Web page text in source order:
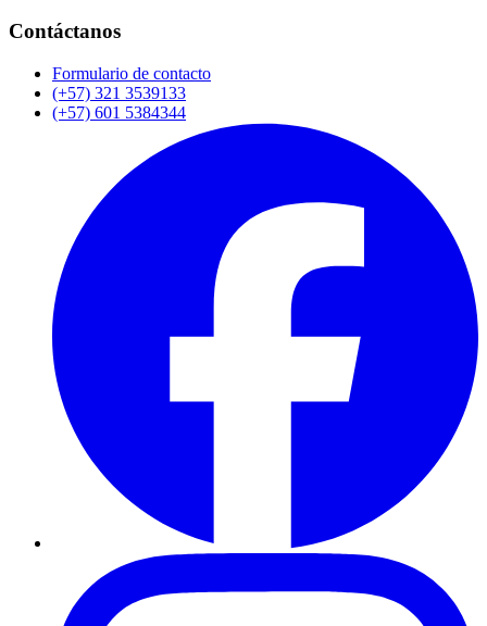
Contáctanos
Formulario de contacto
(+57) 321 3539133
(+57) 601 5384344